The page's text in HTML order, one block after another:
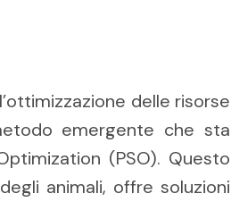
delle risorse
emergente che sta
(PSO). Questo
animali, offre soluzioni